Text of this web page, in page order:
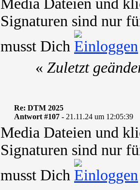
Media Dateien und
Signaturen sind nur
musst Dich
« Zuletzt
Re: DTM 2025
Antwort #107 - 21.11.24 um 12:05:39
Media Dateien und
Signaturen sind nur
musst Dich